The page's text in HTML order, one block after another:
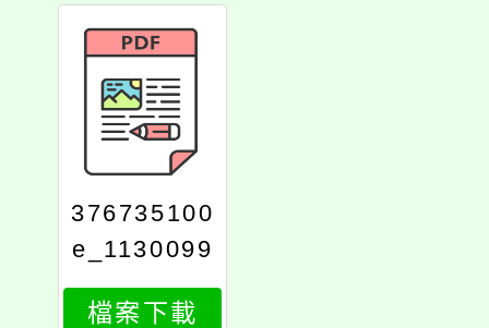
376735100
e_1130099
232_print
檔案下載